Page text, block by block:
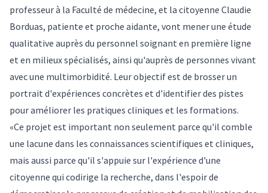
professeur à la Faculté de médecine, et la citoyenne Claudie
Borduas, patiente et proche aidante, vont mener une étude
qualitative auprès du personnel soignant en première ligne
et en milieux spécialisés, ainsi qu'auprès de personnes vivant
avec une multimorbidité. Leur objectif est de brosser un
portrait d'expériences concrètes et d'identifier des pistes
pour améliorer les pratiques cliniques et les formations.
«Ce projet est important non seulement parce qu'il comble
une lacune dans les connaissances scientifiques et cliniques,
mais aussi parce qu'il s'appuie sur l'expérience d'une
citoyenne qui codirige la recherche, dans l'espoir de